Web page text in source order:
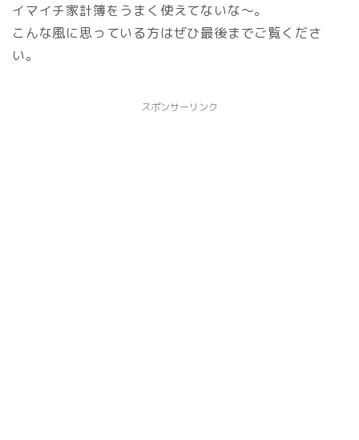
イマイチ家計簿をうまく使えてないな～。
こんな風に思っている方はぜひ最後までご覧くださ
い。
スポンサーリンク